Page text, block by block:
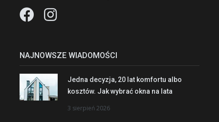
NAJNOWSZE WIADOMOŚCI
Jedna decyzja, 20 lat komfortu albo
kosztów. Jak wybrać okna na lata
3 sierpień 2026